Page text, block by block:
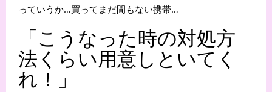
っていうか…買ってまだ間もない携帯…
「こうなった時の対処方
法くらい用意しといてく
れ！」